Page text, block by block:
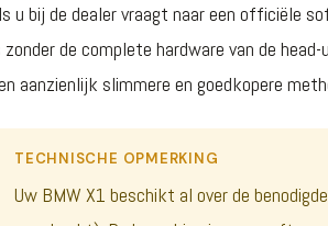
u bij de dealer vraagt naar een officiële
zonder de complete hardware van de
aanzienlijk slimmere en goedkopere
TECHNISCHE OPMERKING
Uw BMW X1 beschikt al over de